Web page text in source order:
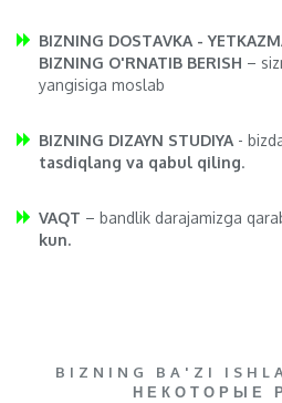
BIZNING DOSTAVKA -
BIZNING O'RNATIB BERISH –
yangisiga moslab
BIZNING DIZAYN STUDIYA -
tasdiqlang va qabul qiling.
VAQT – bandlik darajamizga
kun.
BIZNING BA'ZI
НЕКОТОРЫЕ